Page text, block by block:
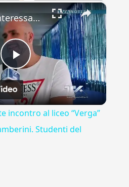
×
Play
Video
Adrano. Interessante incontro al liceo “Verga” con il prof. Fabio Gamberini. Studenti del Linguistic
incontro al liceo “Verga”
Studenti del